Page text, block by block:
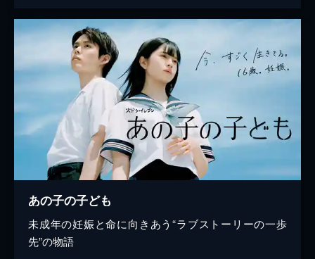
あの子の子ども
未成年の妊娠と命に向きあう“ラブストーリーの一歩
先”の物語